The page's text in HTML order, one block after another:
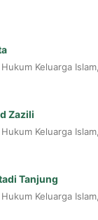
Keluarga
Zazili
Keluarga
Tanjung
Keluarga